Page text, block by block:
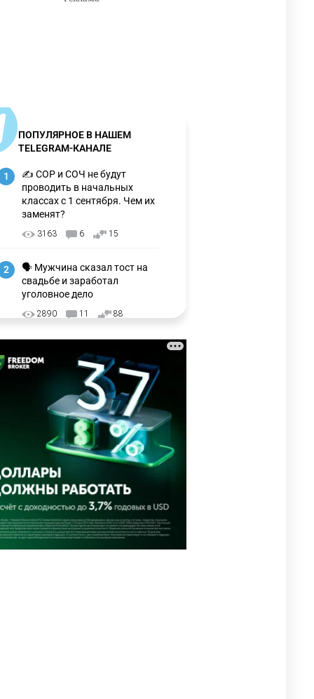
ПОПУЛЯРНОЕ В НАШЕМ
TELEGRAM-КАНАЛЕ
1
✍️ СОР и СОЧ не будут
проводить в начальных
классах с 1 сентября. Чем их
заменят?
3163 6 15
2
🗣 Мужчина сказал тост на
свадьбе и заработал
уголовное дело
2890 11 88
Переписку из телефона
Нурай Серикбай в день
похищения зачитали в суде
2899 0 19
⚠️ Доброе утро, друзья!
Предлагаем обзор главных
новостей за 4 августа
2707 0 1
5
🗣Глава государства
направил телеграмму
соболезнования родным и